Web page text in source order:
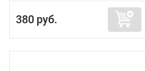
380 руб.